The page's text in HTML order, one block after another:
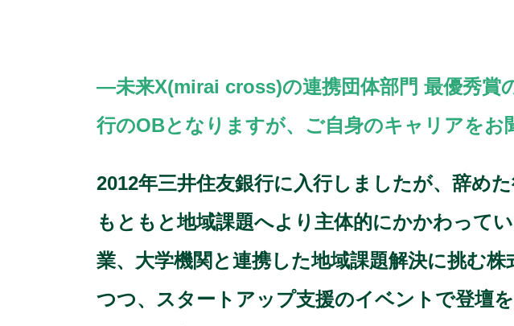
―未来X(mirai cross)の連携団体部門 最優秀賞
行のOBとなりますが、ご自身のキャリアをお
2012年三井住友銀行に入行しましたが、辞め
もともと地域課題へより主体的にかかわって
業、大学機関と連携した地域課題解決に挑む
つつ、スタートアップ支援のイベントで登壇